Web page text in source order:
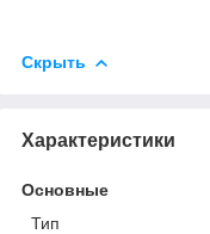
Скрыть
Характеристики
Основные
Тип